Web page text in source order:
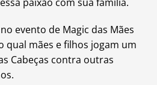
evento de Magic das Mães
qual mães e filhos jogam um
Cabeças contra outras